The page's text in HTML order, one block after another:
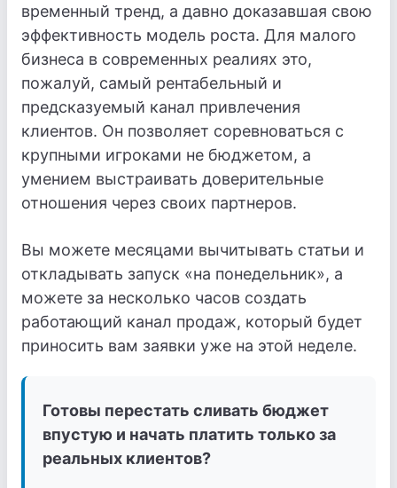
временный тренд, а давно доказавшая свою
эффективность модель роста. Для малого
бизнеса в современных реалиях это,
пожалуй, самый рентабельный и
предсказуемый канал привлечения
клиентов. Он позволяет соревноваться с
крупными игроками не бюджетом, а
умением выстраивать доверительные
отношения через своих партнеров.
Вы можете месяцами вычитывать статьи и
откладывать запуск «на понедельник», а
можете за несколько часов создать
работающий канал продаж, который будет
приносить вам заявки уже на этой неделе.
Готовы перестать сливать бюджет
впустую и начать платить только за
реальных клиентов?